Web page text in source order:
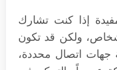
إذا كنت تشارك
ولكن قد تكون
جهات اتصال محددة،